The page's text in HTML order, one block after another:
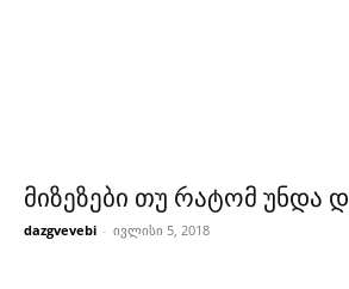
მიზეზები თუ რატომ უნდა
dazgvevebi - ივლისი 5, 2018